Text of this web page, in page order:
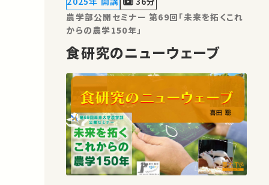
できる準備について一緒に考えていきま
す。
農学部公開セミナー 第69回「未来を拓くこれ
からの農学150年」
食研究のニューウェーブ